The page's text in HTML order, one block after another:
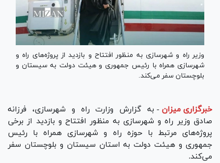
وزیر راه و شهرسازی به منظور افتتاح و بازدید از پروژه‌های راه و
شهرسازی همراه با رئیس جمهوری و هیئت دولت به سیستان و
بلوچستان سفر می‌کند.
خبرگزاری میزان - به گزارش وزارت راه و شهرسازی، فرزانه
صادق وزیر راه و شهرسازی به منظور افتتاح و بازدید از برخی
پروژه‌های مرتبط با حوزه راه و شهرسازی همراه با رئیس
جمهوری و هیئت دولت به استان سیستان و بلوچستان سفر
می‌کند.